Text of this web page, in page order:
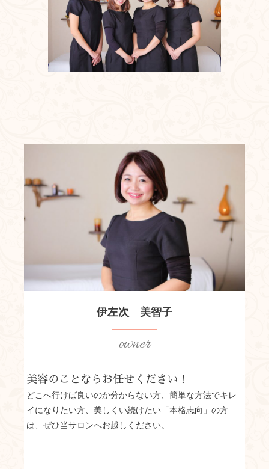
伊左次 美智子
owner
美容のことならお任せください！
どこへ行けば良いのか分からない方、簡単な方法でキレ
イになりたい方、美しくい続けたい「本格志向」の方
は、ぜひ当サロンへお越しください。